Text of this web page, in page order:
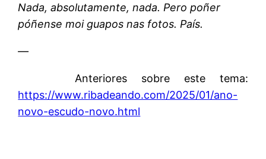
Nada, absolutamente, nada. Pero poñer
póñense moi guapos nas fotos. País.
—
Anteriores sobre este tema:
https://www.ribadeando.com/2025/01/ano-
novo-escudo-novo.html